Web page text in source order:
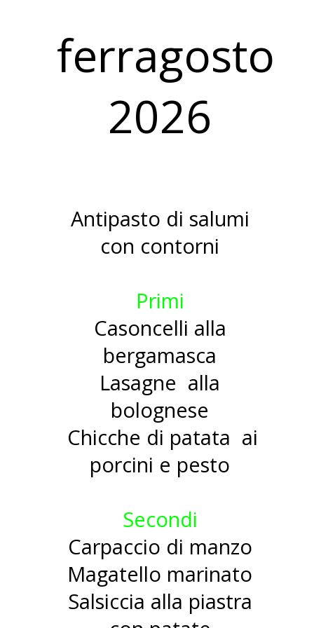
ferragosto
2026
Antipasto di salumi
con contorni
Primi
Casoncelli alla
bergamasca
Lasagne alla
bolognese
Chicche di patata ai
porcini e pesto
Secondi
Carpaccio di manzo
Magatello marinato
Salsiccia alla piastra